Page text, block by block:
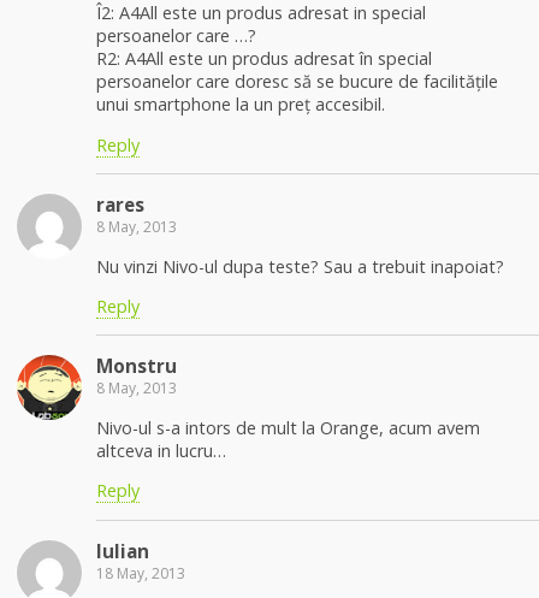
Î2: A4All este un produs adresat in special
persoanelor care …?
R2: A4All este un produs adresat în special
persoanelor care doresc să se bucure de facilitățile
unui smartphone la un preț accesibil.
Reply
rares
8 May, 2013
Nu vinzi Nivo-ul dupa teste? Sau a trebuit inapoiat?
Reply
Monstru
8 May, 2013
Nivo-ul s-a intors de mult la Orange, acum avem
altceva in lucru…
Reply
Iulian
18 May, 2013